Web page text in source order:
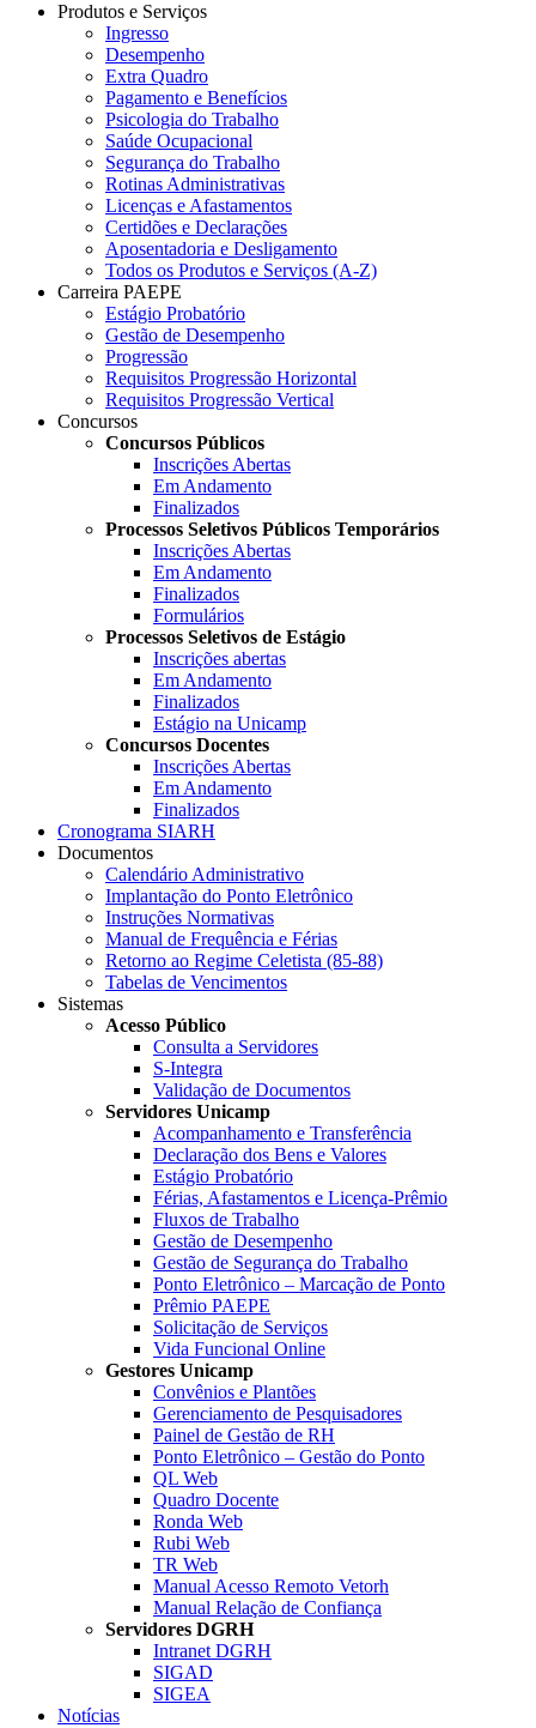
Produtos e Serviços
Ingresso
Desempenho
Extra Quadro
Pagamento e Benefícios
Psicologia do Trabalho
Saúde Ocupacional
Segurança do Trabalho
Rotinas Administrativas
Licenças e Afastamentos
Certidões e Declarações
Aposentadoria e Desligamento
Todos os Produtos e Serviços (A-Z)
Carreira PAEPE
Estágio Probatório
Gestão de Desempenho
Progressão
Requisitos Progressão Horizontal
Requisitos Progressão Vertical
Concursos
Concursos Públicos
Inscrições Abertas
Em Andamento
Finalizados
Processos Seletivos Públicos Temporários
Inscrições Abertas
Em Andamento
Finalizados
Formulários
Processos Seletivos de Estágio
Inscrições abertas
Em Andamento
Finalizados
Estágio na Unicamp
Concursos Docentes
Inscrições Abertas
Em Andamento
Finalizados
Cronograma SIARH
Documentos
Calendário Administrativo
Implantação do Ponto Eletrônico
Instruções Normativas
Manual de Frequência e Férias
Retorno ao Regime Celetista (85-88)
Tabelas de Vencimentos
Sistemas
Acesso Público
Consulta a Servidores
S-Integra
Validação de Documentos
Servidores Unicamp
Acompanhamento e Transferência
Declaração dos Bens e Valores
Estágio Probatório
Férias, Afastamentos e Licença-Prêmio
Fluxos de Trabalho
Gestão de Desempenho
Gestão de Segurança do Trabalho
Ponto Eletrônico – Marcação de Ponto
Prêmio PAEPE
Solicitação de Serviços
Vida Funcional Online
Gestores Unicamp
Convênios e Plantões
Gerenciamento de Pesquisadores
Painel de Gestão de RH
Ponto Eletrônico – Gestão do Ponto
QL Web
Quadro Docente
Ronda Web
Rubi Web
TR Web
Manual Acesso Remoto Vetorh
Manual Relação de Confiança
Servidores DGRH
Intranet DGRH
SIGAD
SIGEA
Notícias